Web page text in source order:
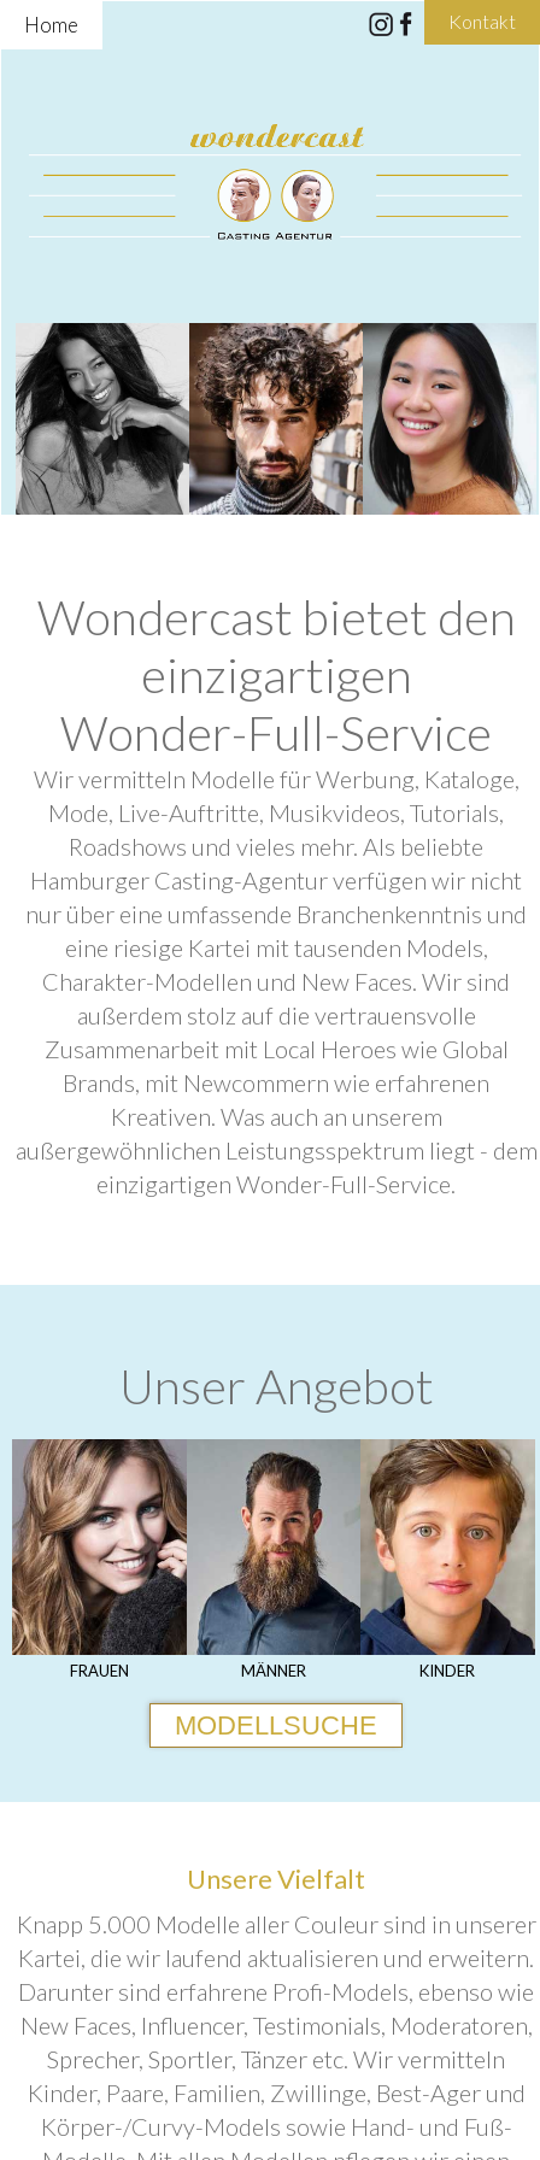
Home Kontakt
Wondercast bietet den
einzigartigen
Wonder-Full-Service
Wir vermitteln Modelle für Werbung, Kataloge,
Mode, Live-Auftritte, Musikvideos, Tutorials,
Roadshows und vieles mehr. Als beliebte
Hamburger Casting-Agentur verfügen wir nicht
nur über eine umfassende Branchenkenntnis und
eine riesige Kartei mit tausenden Models,
Charakter-Modellen und New Faces. Wir sind
außerdem stolz auf die vertrauensvolle
Zusammenarbeit mit Local Heroes wie Global
Brands, mit Newcommern wie erfahrenen
Kreativen. Was auch an unserem
außergewöhnlichen Leistungsspektrum liegt - dem
einzigartigen Wonder-Full-Service.
Unser Angebot
FRAUEN MÄNNER KINDER
MODELLSUCHE
Unsere Vielfalt
Knapp 5.000 Modelle aller Couleur sind in unserer
Kartei, die wir laufend aktualisieren und erweitern.
Darunter sind erfahrene Profi-Models, ebenso wie
New Faces, Influencer, Testimonials, Moderatoren,
Sprecher, Sportler, Tänzer etc. Wir vermitteln
Kinder, Paare, Familien, Zwillinge, Best-Ager und
Körper-/Curvy-Models sowie Hand- und Fuß-